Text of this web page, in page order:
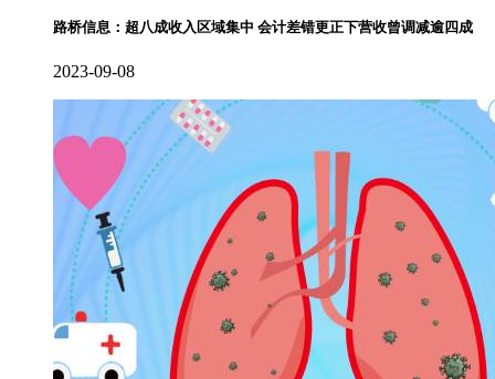
路桥信息：超八成收入区域集中 会计差错更正下营收曾调减逾四成
2023-09-08